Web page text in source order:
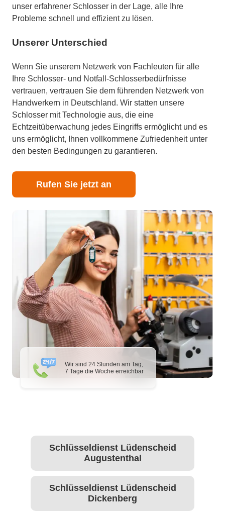
Wir sind 24 Stunden am Tag,
7 Tage die Woche erreichbar
unser erfahrener Schlosser in der Lage, alle Ihre
Probleme schnell und effizient zu lösen.
Unserer Unterschied
Wenn Sie unserem Netzwerk von Fachleuten für alle
Ihre Schlosser- und Notfall-Schlosserbedürfnisse
vertrauen, vertrauen Sie dem führenden Netzwerk von
Handwerkern in Deutschland. Wir statten unsere
Schlosser mit Technologie aus, die eine
Echtzeitüberwachung jedes Eingriffs ermöglicht und es
uns ermöglicht, Ihnen vollkommene Zufriedenheit unter
den besten Bedingungen zu garantieren.
Rufen Sie jetzt an
Schlüsseldienst Lüdenscheid
Augustenthal
Schlüsseldienst Lüdenscheid
Dickenberg